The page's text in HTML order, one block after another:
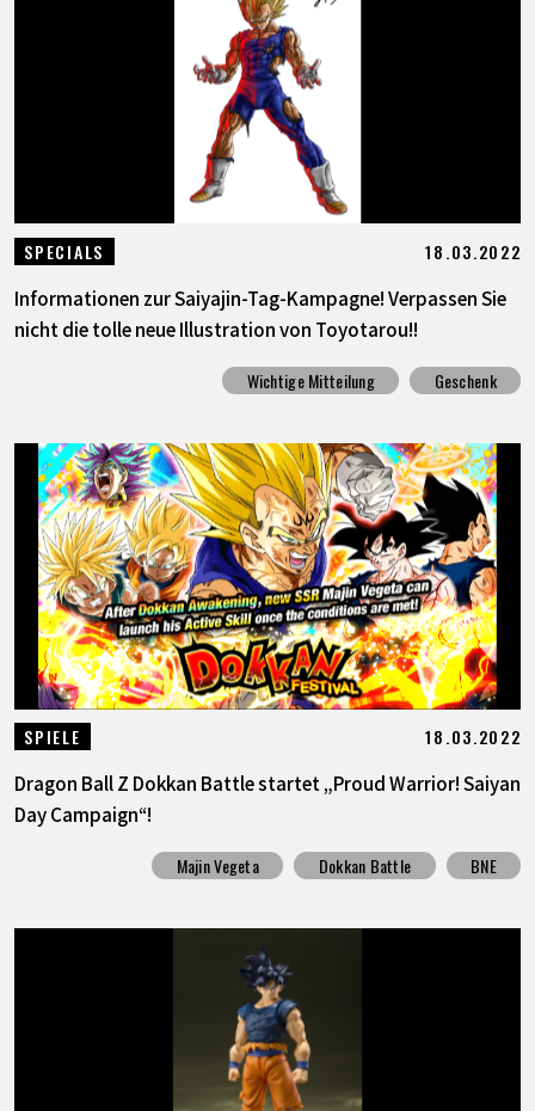
SPECIALS 18.03.2022
Informationen zur Saiyajin-Tag-Kampagne! Verpassen Sie
nicht die tolle neue Illustration von Toyotarou!!
Wichtige Mitteilung Geschenk
SPIELE 18.03.2022
Dragon Ball Z Dokkan Battle startet „Proud Warrior! Saiyan
Day Campaign“!
Majin Vegeta Dokkan Battle BNE